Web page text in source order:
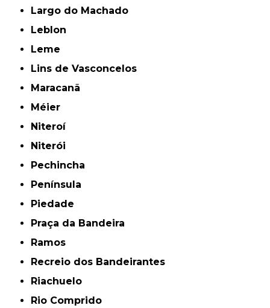
Largo do Machado
Leblon
Leme
Lins de Vasconcelos
Maracanã
Méier
Niteroí
Niterói
Pechincha
Península
Piedade
Praça da Bandeira
Ramos
Recreio dos Bandeirantes
Riachuelo
Rio Comprido